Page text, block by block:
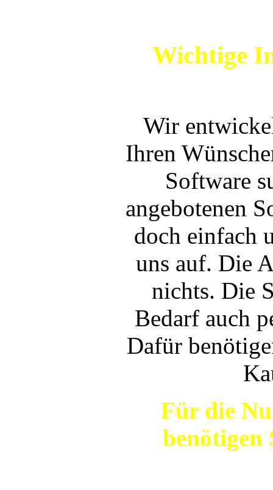
Wichtige
Wir
Ihren
Software
angebotenen
doch einfach
uns auf. Die
nichts. Die
Bedarf auch
Dafür
Für die
benötigen